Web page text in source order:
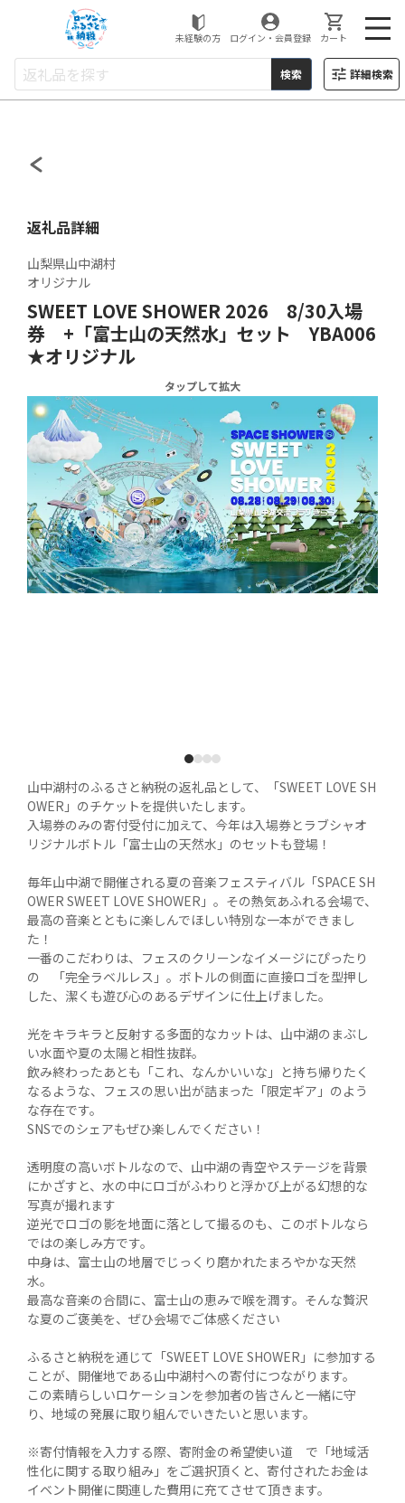
ローソンふるさと納税
未経験の方 ログイン・会員登録 カート
検索 詳細検索
返礼品詳細
山梨県山中湖村
オリジナル
SWEET LOVE SHOWER 2026 8/30入場
券 +「富士山の天然水」セット YBA006
★オリジナル
タップして拡大
1 2 3 4
山中湖村のふるさと納税の返礼品として、「SWEET LOVE SH
OWER」のチケットを提供いたします。
入場券のみの寄付受付に加えて、今年は入場券とラブシャオ
リジナルボトル「富士山の天然水」のセットも登場！
毎年山中湖で開催される夏の音楽フェスティバル「SPACE SH
OWER SWEET LOVE SHOWER」。その熱気あふれる会場で、
最高の音楽とともに楽しんでほしい特別な一本ができまし
た！
一番のこだわりは、フェスのクリーンなイメージにぴったり
の　「完全ラベルレス」。ボトルの側面に直接ロゴを型押し
した、潔くも遊び心のあるデザインに仕上げました。
光をキラキラと反射する多面的なカットは、山中湖のまぶし
い水面や夏の太陽と相性抜群。
飲み終わったあとも「これ、なんかいいな」と持ち帰りたく
なるような、フェスの思い出が詰まった「限定ギア」のよう
な存在です。
SNSでのシェアもぜひ楽しんでください！
透明度の高いボトルなので、山中湖の青空やステージを背景
にかざすと、水の中にロゴがふわりと浮かび上がる幻想的な
写真が撮れます
逆光でロゴの影を地面に落として撮るのも、このボトルなら
ではの楽しみ方です。
中身は、富士山の地層でじっくり磨かれたまろやかな天然
水。
最高な音楽の合間に、富士山の恵みで喉を潤す。そんな贅沢
な夏のご褒美を、ぜひ会場でご体感ください
ふるさと納税を通じて「SWEET LOVE SHOWER」に参加する
ことが、開催地である山中湖村への寄付につながります。
この素晴らしいロケーションを参加者の皆さんと一緒に守
り、地域の発展に取り組んでいきたいと思います。
※寄付情報を入力する際、寄附金の希望使い道　で「地域活
性化に関する取り組み」をご選択頂くと、寄付されたお金は
イベント開催に関連した費用に充てさせて頂きます。